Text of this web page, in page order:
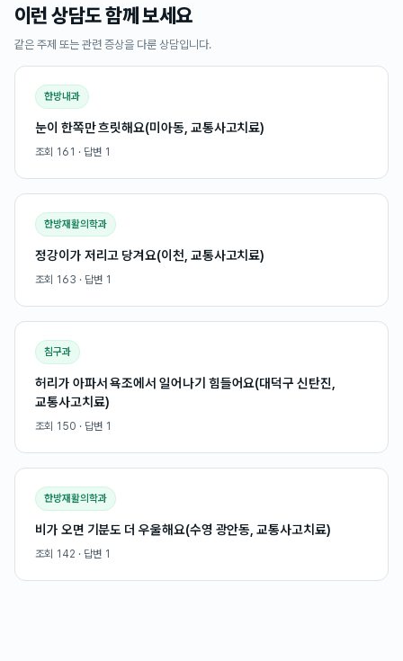
이런 상담도 함께 보세요
같은 주제 또는 관련 증상을 다룬 상담입니다.
한방내과
눈이 한쪽만 흐릿해요(미아동, 교통사고치료)
조회 161 · 답변 1
한방재활의학과
정강이가 저리고 당겨요(이천, 교통사고치료)
조회 163 · 답변 1
침구과
허리가 아파서 욕조에서 일어나기 힘들어요(대덕구 신탄진,
교통사고치료)
조회 150 · 답변 1
한방재활의학과
비가 오면 기분도 더 우울해요(수영 광안동, 교통사고치료)
조회 142 · 답변 1